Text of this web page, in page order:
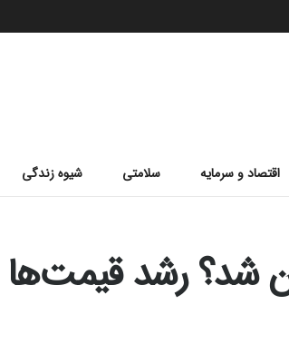
اقتصاد و سرمایه سلامتی شیوه زندگی
گران شد؟ رشد قیمت‌ها